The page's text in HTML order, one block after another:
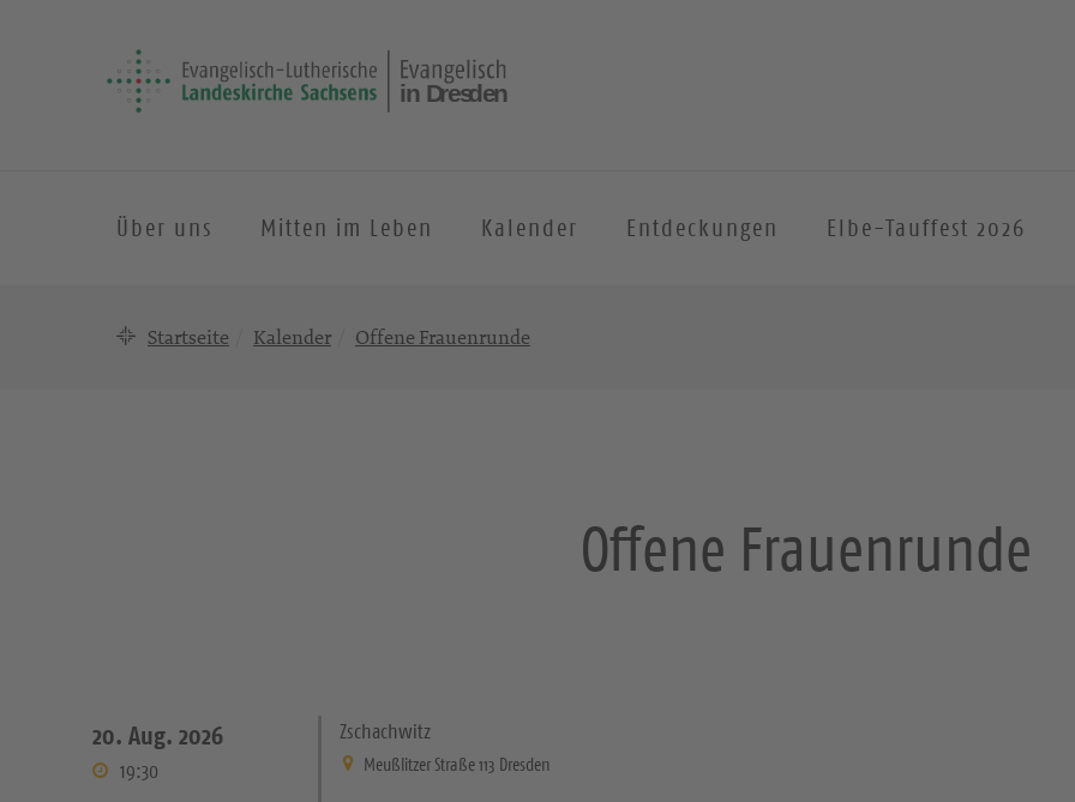
Über uns Mitten im Leben Kalender Entdeckungen Elbe-Tauffest 2026
Startseite Kalender Offene Frauenrunde
Offene Frauenrunde
20. Aug. 2026
19:30
Zschachwitz
Meußlitzer Straße 113 Dresden